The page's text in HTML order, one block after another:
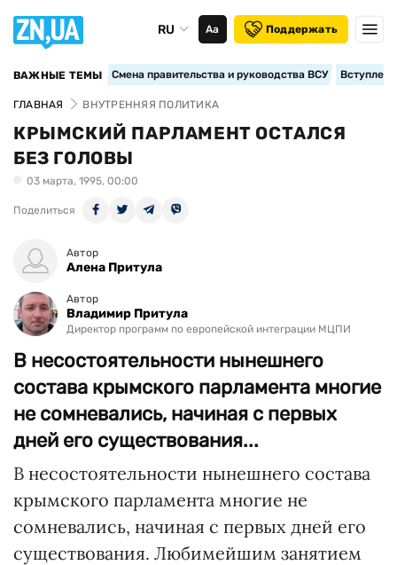
RU Аа Поддержать
ВАЖНЫЕ ТЕМЫ Смена правительства и руководства ВСУ
ГЛАВНАЯ ВНУТРЕННЯЯ ПОЛИТИКА
КРЫМСКИЙ ПАРЛАМЕНТ ОСТАЛСЯ
БЕЗ ГОЛОВЫ
03 марта, 1995, 00:00
Поделиться
Автор
Алена Притула
Автор
Владимир Притула
Директор программ по европейской интеграции МЦПИ
В несостоятельности нынешнего
состава крымского парламента многие
не сомневались, начиная с первых
дней его существования...
В несостоятельности нынешнего состава
крымского парламента многие не
сомневались, начиная с первых дней его
существования. Любимейшим занятием